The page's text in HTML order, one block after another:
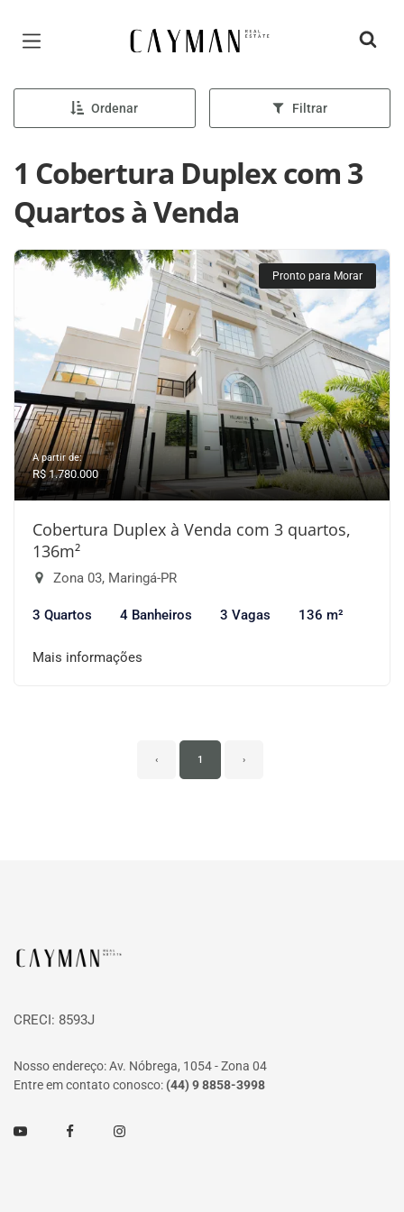
Página inicial
Ordenar Filtrar
1 Cobertura Duplex com 3
Quartos à Venda
Pronto para Morar
A partir de:
R$ 1.780.000
Cobertura Duplex à Venda com 3 quartos,
136m²
Zona 03, Maringá-PR
3 Quartos 4 Banheiros 3 Vagas 136 m²
Mais informações
‹ 1 ›
Página inicial
CRECI: 8593J
Nosso endereço: Av. Nóbrega, 1054 - Zona 04
Entre em contato conosco: (44) 9 8858-3998
Youtube FacebookInstagram